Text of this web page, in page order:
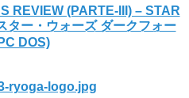
REVIEW (PARTE-III) – STAR
ー・ウォーズ ダークフォー
DOS)
ryoga-logo.jpg